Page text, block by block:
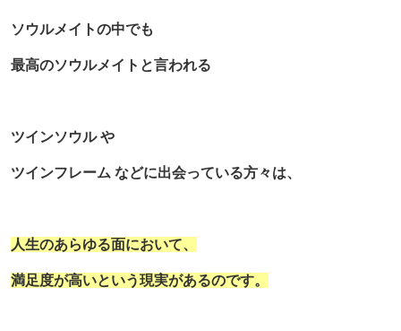
ソウルメイトの中でも
最高のソウルメイトと言われる
ツインソウル や
ツインフレーム などに出会っている方々は、
人生のあらゆる面において、
満足度が高いという現実があるのです。